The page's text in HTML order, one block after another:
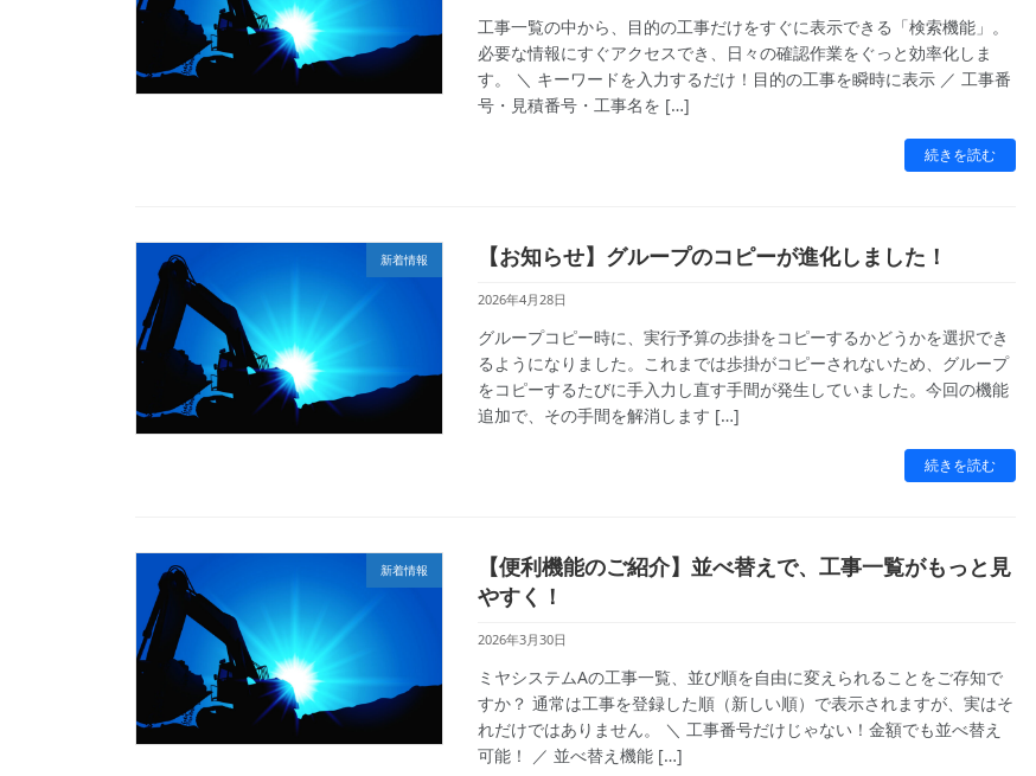
工事一覧の中から、目的の工事だけをすぐに表示できる「検索機能」。
必要な情報にすぐアクセスでき、日々の確認作業をぐっと効率化しま
す。 ＼ キーワードを入力するだけ！目的の工事を瞬時に表示 ／ 工事番
号・見積番号・工事名を […]
続きを読む
新着情報 【お知らせ】グループのコピーが進化しました！
2026年4月28日
グループコピー時に、実行予算の歩掛をコピーするかどうかを選択でき
るようになりました。これまでは歩掛がコピーされないため、グループ
をコピーするたびに手入力し直す手間が発生していました。今回の機能
追加で、その手間を解消します […]
続きを読む
新着情報
【便利機能のご紹介】並べ替えで、工事一覧がもっと見
やすく！
2026年3月30日
ミヤシステムAの工事一覧、並び順を自由に変えられることをご存知で
すか？ 通常は工事を登録した順（新しい順）で表示されますが、実はそ
れだけではありません。 ＼ 工事番号だけじゃない！金額でも並べ替え
可能！ ／ 並べ替え機能 […]